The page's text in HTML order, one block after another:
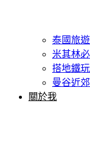
泰國旅
米其林
搭地鐵
曼谷近
關於我